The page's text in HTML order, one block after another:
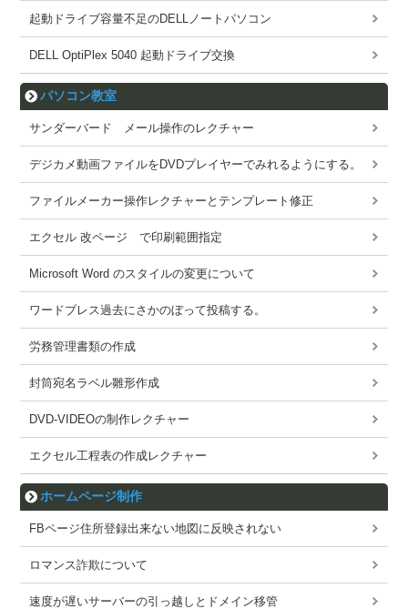
起動ドライブ容量不足のDELLノートパソコン
DELL OptiPlex 5040 起動ドライブ交換
パソコン教室
サンダーバード メール操作のレクチャー
デジカメ動画ファイルをDVDプレイヤーでみれるようにする。
ファイルメーカー操作レクチャーとテンプレート修正
エクセル 改ページ で印刷範囲指定
Microsoft Word のスタイルの変更について
ワードブレス過去にさかのぼって投稿する。
労務管理書類の作成
封筒宛名ラベル雛形作成
DVD-VIDEOの制作レクチャー
エクセル工程表の作成レクチャー
ホームページ制作
FBページ住所登録出来ない地図に反映されない
ロマンス詐欺について
速度が遅いサーバーの引っ越しとドメイン移管